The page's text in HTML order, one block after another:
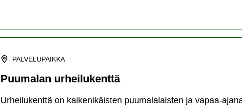
PALVELUPAIKKA
Puumalan urheilukenttä
Urheilukenttä on kaikenikäisten puumalalaisten ja vapaa-